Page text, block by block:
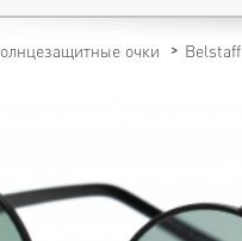
очки Belstaff